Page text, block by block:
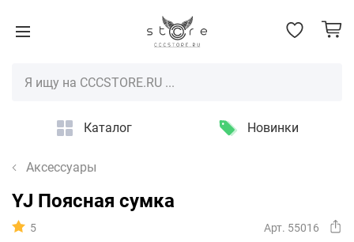
Каталог Новинки
Аксессуары
YJ Поясная сумка
5 Арт. 55016